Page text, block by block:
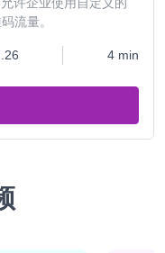
流量。
4 min